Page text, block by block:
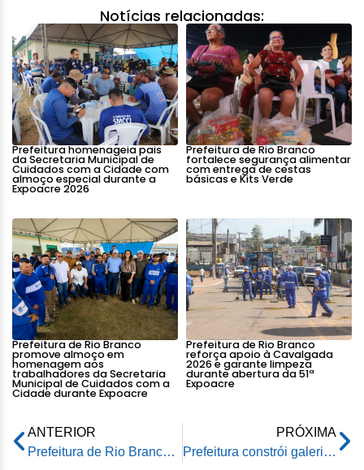
Notícias relacionadas:
Prefeitura homenageia pais
da Secretaria Municipal de
Cuidados com a Cidade com
almoço especial durante a
Expoacre 2026
Prefeitura de Rio Branco
fortalece segurança alimentar
com entrega de cestas
básicas e Kits Verde
Prefeitura de Rio Branco
promove almoço em
homenagem aos
trabalhadores da Secretaria
Municipal de Cuidados com a
Cidade durante Expoacre
Prefeitura de Rio Branco
reforça apoio à Cavalgada
2026 e garante limpeza
durante abertura da 51ª
Expoacre
ANTERIOR
Prefeitura de Rio Branco retira mais de 260 toneladas de lixo do Rio Acre
PRÓXIMA
Prefeitura constrói galeria e realiza drenagem como reforço na pavimentação do ramal Itucumã